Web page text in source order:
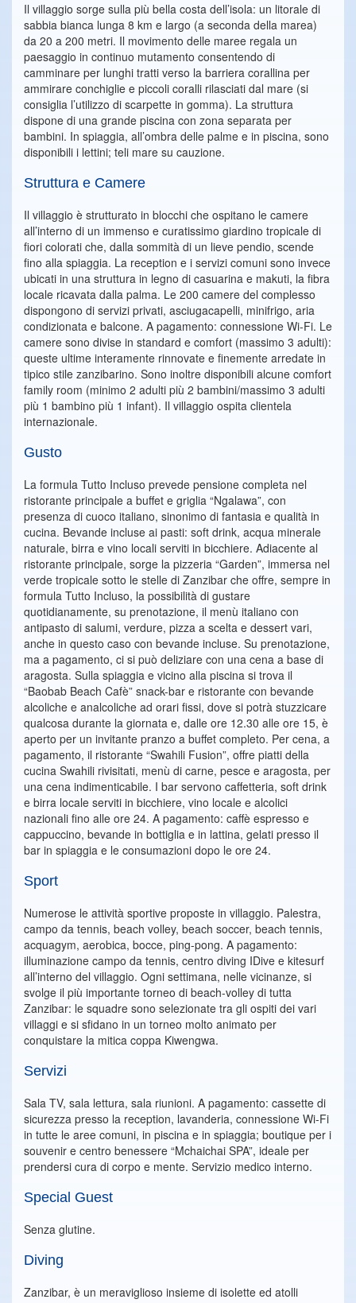
Il villaggio sorge sulla più bella costa dell’isola: un litorale di
sabbia bianca lunga 8 km e largo (a seconda della marea)
da 20 a 200 metri. Il movimento delle maree regala un
paesaggio in continuo mutamento consentendo di
camminare per lunghi tratti verso la barriera corallina per
ammirare conchiglie e piccoli coralli rilasciati dal mare (si
consiglia l’utilizzo di scarpette in gomma). La struttura
dispone di una grande piscina con zona separata per
bambini. In spiaggia, all’ombra delle palme e in piscina, sono
disponibili i lettini; teli mare su cauzione.
Struttura e Camere
Il villaggio è strutturato in blocchi che ospitano le camere
all’interno di un immenso e curatissimo giardino tropicale di
fiori colorati che, dalla sommità di un lieve pendio, scende
fino alla spiaggia. La reception e i servizi comuni sono invece
ubicati in una struttura in legno di casuarina e makuti, la fibra
locale ricavata dalla palma. Le 200 camere del complesso
dispongono di servizi privati, asciugacapelli, minifrigo, aria
condizionata e balcone. A pagamento: connessione Wi-Fi. Le
camere sono divise in standard e comfort (massimo 3 adulti):
queste ultime interamente rinnovate e finemente arredate in
tipico stile zanzibarino. Sono inoltre disponibili alcune comfort
family room (minimo 2 adulti più 2 bambini/massimo 3 adulti
più 1 bambino più 1 infant). Il villaggio ospita clientela
internazionale.
Gusto
La formula Tutto Incluso prevede pensione completa nel
ristorante principale a buffet e griglia “Ngalawa”, con
presenza di cuoco italiano, sinonimo di fantasia e qualità in
cucina. Bevande incluse ai pasti: soft drink, acqua minerale
naturale, birra e vino locali serviti in bicchiere. Adiacente al
ristorante principale, sorge la pizzeria “Garden”, immersa nel
verde tropicale sotto le stelle di Zanzibar che offre, sempre in
formula Tutto Incluso, la possibilità di gustare
quotidianamente, su prenotazione, il menù italiano con
antipasto di salumi, verdure, pizza a scelta e dessert vari,
anche in questo caso con bevande incluse. Su prenotazione,
ma a pagamento, ci si può deliziare con una cena a base di
aragosta. Sulla spiaggia e vicino alla piscina si trova il
“Baobab Beach Cafè” snack-bar e ristorante con bevande
alcoliche e analcoliche ad orari fissi, dove si potrà stuzzicare
qualcosa durante la giornata e, dalle ore 12.30 alle ore 15, è
aperto per un invitante pranzo a buffet completo. Per cena, a
pagamento, il ristorante “Swahili Fusion”, offre piatti della
cucina Swahili rivisitati, menù di carne, pesce e aragosta, per
una cena indimenticabile. I bar servono caffetteria, soft drink
e birra locale serviti in bicchiere, vino locale e alcolici
nazionali fino alle ore 24. A pagamento: caffè espresso e
cappuccino, bevande in bottiglia e in lattina, gelati presso il
bar in spiaggia e le consumazioni dopo le ore 24.
Sport
Numerose le attività sportive proposte in villaggio. Palestra,
campo da tennis, beach volley, beach soccer, beach tennis,
acquagym, aerobica, bocce, ping-pong. A pagamento:
illuminazione campo da tennis, centro diving IDive e kitesurf
all’interno del villaggio. Ogni settimana, nelle vicinanze, si
svolge il più importante torneo di beach-volley di tutta
Zanzibar: le squadre sono selezionate tra gli ospiti dei vari
villaggi e si sfidano in un torneo molto animato per
conquistare la mitica coppa Kiwengwa.
Servizi
Sala TV, sala lettura, sala riunioni. A pagamento: cassette di
sicurezza presso la reception, lavanderia, connessione Wi-Fi
in tutte le aree comuni, in piscina e in spiaggia; boutique per i
souvenir e centro benessere “Mchaichai SPA”, ideale per
prendersi cura di corpo e mente. Servizio medico interno.
Special Guest
Senza glutine.
Diving
Zanzibar, è un meraviglioso insieme di isolette ed atolli